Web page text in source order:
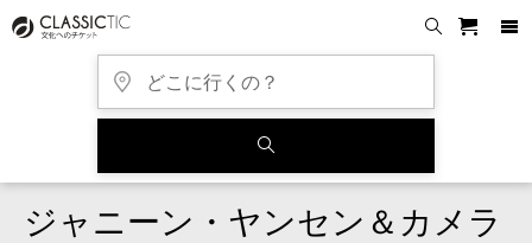
ジャニーン・ヤンセン＆カメラ